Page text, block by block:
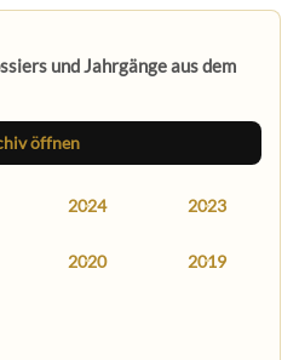
und Jahrgänge aus dem
öffnen
2024 2023
2020 2019